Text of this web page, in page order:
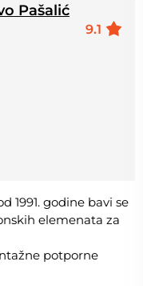
Pašalić
9.1
1991. godine bavi se
elemenata za
potporne